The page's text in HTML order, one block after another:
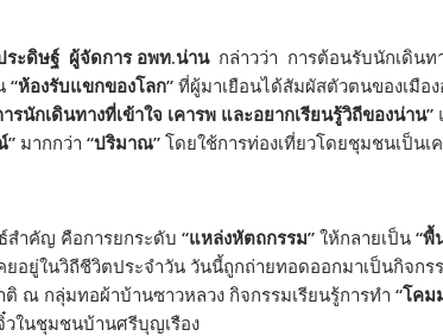
ระดิษฐ์ ผู้จัดการ อพท.น่านกล่าวว่า การต้อนรับนักเดินท
“ห้องรับแขกของโลก” ที่ผู้มาเยือนได้สัมผัสตัวตนของเมือ
รนักเดินทางที่เข้าใจ เคารพ และอยากเรียนรู้วิถีของน่าน”
” มากกว่า “ปริมาณ” โดยใช้การท่องเที่ยวโดยชุมชนเป็น
สำคัญ คือการยกระดับ “แหล่งหัตถกรรม” ให้กลายเป็น “พื้
อยู่ในวิถีชีวิตประจำวัน วันนี้ถูกถ่ายทอดออกมาเป็นกิจกร
ติ ณ กลุ่มทอผ้าบ้านซาวหลวง กิจกรรมเรียนรู้การทำ “โคม
วในชุมชนบ้านศรีบุญเรือง